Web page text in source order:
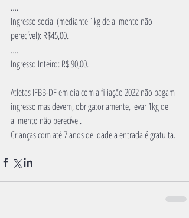
….
Ingresso social (mediante 1kg de alimento não
perecível): R$45,00.
….
Ingresso Inteiro: R$ 90,00.
Atletas IFBB-DF em dia com a filiação 2022 não pagam
ingresso mas devem, obrigatoriamente, levar 1kg de
alimento não perecível.
Crianças com até 7 anos de idade a entrada é gratuita.